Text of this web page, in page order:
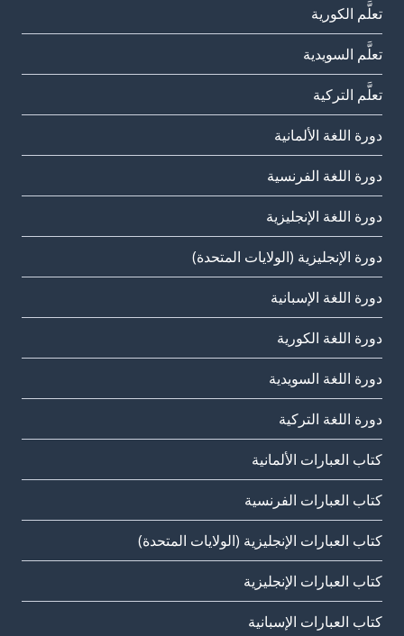
تعلَّم الكورية
تعلَّم السويدية
تعلَّم التركية
دورة اللغة الألمانية
دورة اللغة الفرنسية
دورة اللغة الإنجليزية
دورة الإنجليزية (الولايات المتحدة)
دورة اللغة الإسبانية
دورة اللغة الكورية
دورة اللغة السويدية
دورة اللغة التركية
كتاب العبارات الألمانية
كتاب العبارات الفرنسية
كتاب العبارات الإنجليزية (الولايات المتحدة)
كتاب العبارات الإنجليزية
كتاب العبارات الإسبانية